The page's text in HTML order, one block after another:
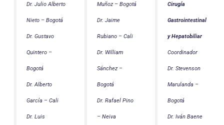
Dr. Julio Alberto
Nieto – Bogotá
Dr. Gustavo
Quintero –
Bogotá
Dr. Alberto
García – Cali
Dr. Luis
Muñoz – Bogotá
Dr. Jaime
Rubiano – Cali
Dr. William
Sánchez –
Bogotá
Dr. Rafael Pino
– Neiva
Cirugía
Gastrointestinal
y Hepatobiliar
Coordinador
Dr. Stevenson
Marulanda –
Bogotá
Dr. Iván Baene